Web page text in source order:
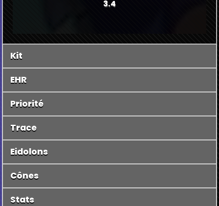
3.4
Kit
EHR
Priorité
Trace
Eidolons
Cônes
Stats